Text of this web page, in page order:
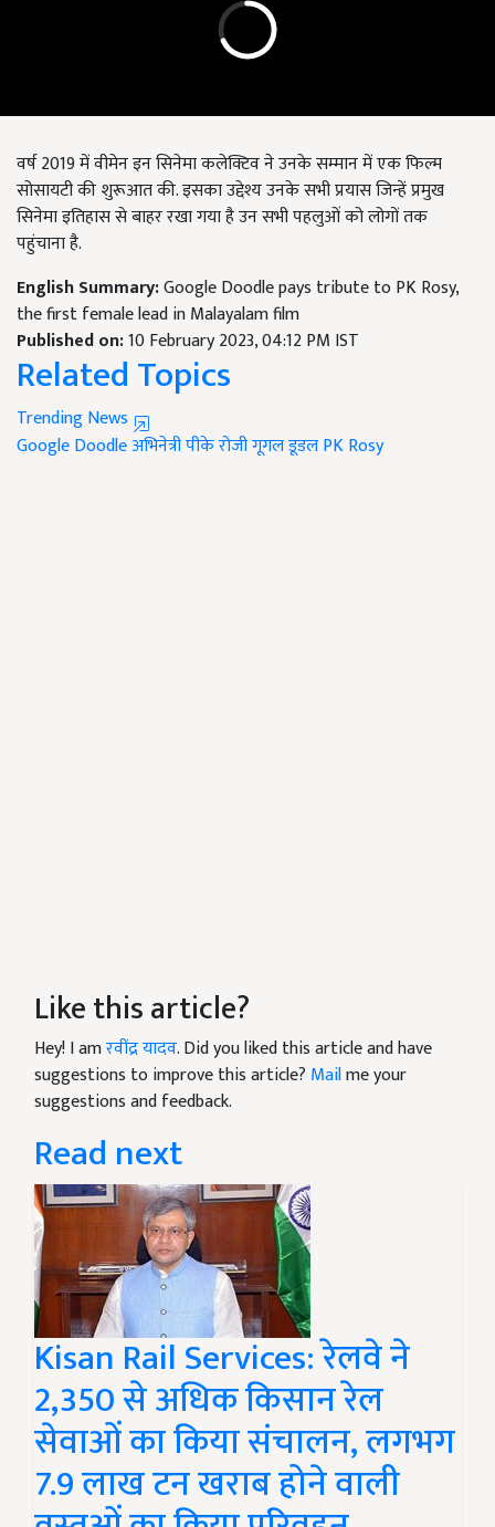
वर्ष 2019 में वीमेन इन सिनेमा कलेक्टिव ने उनके सम्मान में एक फिल्म
सोसायटी की शुरूआत की. इसका उद्देश्य उनके सभी प्रयास जिन्हें प्रमुख
सिनेमा इतिहास से बाहर रखा गया है उन सभी पहलुओं को लोगों तक
पहुंचाना है.
English Summary:Google Doodle pays tribute to PK Rosy,
the first female lead in Malayalam film
Published on:10 February 2023, 04:12 PM IST
Related Topics
Trending News
Google Doodleअभिनेत्री पीके रोजीगूगल डूडलPK Rosy
Like this article?
Hey! I amरवींद्र यादव. Did you liked this article and have
suggestions to improve this article? Mailme your
suggestions and feedback.
Read next
Kisan Rail Services: रेलवे ने
2,350 से अधिक किसान रेल
सेवाओं का किया संचालन, लगभग
7.9 लाख टन खराब होने वाली